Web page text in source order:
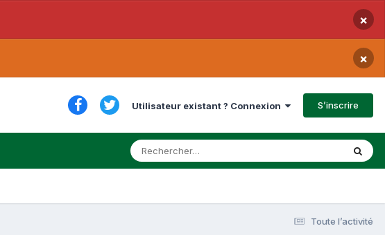
×
×
Utilisateur existant ? Connexion S’inscrire
Toute l’activité